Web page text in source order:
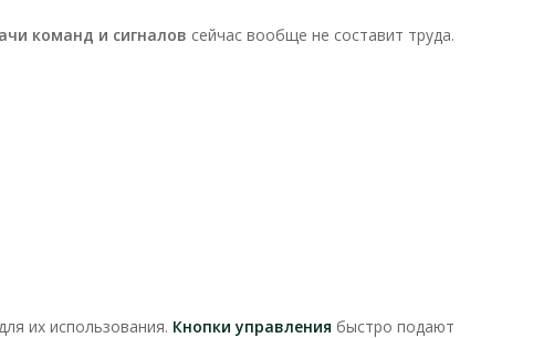
команд и сигналов сейчас вообще не составит труда.
их использования. Кнопки управления быстро подают